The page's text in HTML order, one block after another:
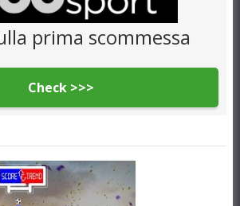
prima scommessa
Check >>>